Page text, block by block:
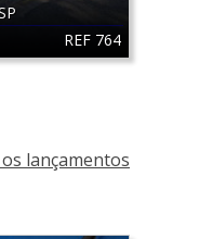
REF 764
lançamentos